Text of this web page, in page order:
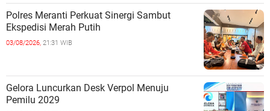
Polres Meranti Perkuat Sinergi Sambut
Ekspedisi Merah Putih
03/08/2026, 21:31 WIB
Gelora Luncurkan Desk Verpol Menuju
Pemilu 2029